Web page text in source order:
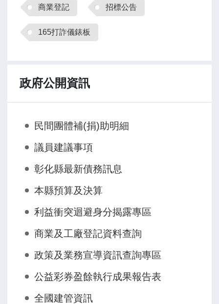
堅強，邀請12組樂團歌手接力演出，除了音樂
鯊魚先生 Mr. Shark這位超人氣IP角色作為主
可兌換鯊魚先生時尚海灘包(8日)、筆袋摺疊椅
逢父親節，縣府特別推出特別活動，活動期間
型隨身袋。 而在活動現場，還有讓人期待
的「海洋嘉年華」燈光夜景，燈光藝術區域將
和福海宮，精美的海洋主題燈飾將把王功的夜
晚點亮，帶來浪漫的氛圍，讓每位來到這裡的
遊客都能感受到夜色中的夢幻與美麗。 與
會貴賓有立委謝衣鳯、陳素月、縣議員吳淑
鄉民代表會主席陳禮模、福海宮主委林義璿、
彰化區漁會總幹事陳威谷、芳苑鄉農會理事長
林木村、常務監事林總元、總幹事謝坤宏、行
政院中部聯合服務中心副執行長吳音寧、律師
商業登記 招標公告
165打詐儀錶板
政府公開資訊
民間團體補(捐)助明細
議員建議事項
彰化縣最新債務訊息
本縣預算及決算
利益衝突迴避身分揭露專區
商業及工廠登記資料查詢
政策及業務宣導資訊查詢專區
公益彩券盈餘執行成果報告表
全國建管資訊